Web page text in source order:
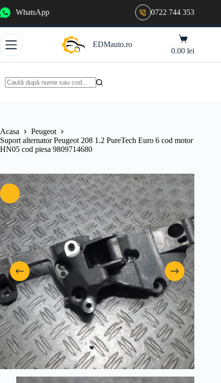
la
WhatsApp 0722 744 353
EDMauto.ro
Coș
de
cumpărături
0.00lei
Acasa
Peugeot
Suport alternator Peugeot 208 1.2 PureTech Euro 6 cod motor
HN05 cod piesa 9809714680